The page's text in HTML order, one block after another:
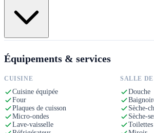
bains, une salle de douche et un wc séparé.
personne, une salle de jeu avec un billard et 2
Le pool house avec espace repas, cuisine d'été
barbecue, une douche et des wc. Vue
piscine chauffée et couverte de 11 x 5 m.
Équipements & services
CUISINE
Cuisine équipée
Four
Plaques de cuisson
Micro-ondes
Lave-vaisselle
SALLE
Douche
Sèche-
Sèche-
Toilettes